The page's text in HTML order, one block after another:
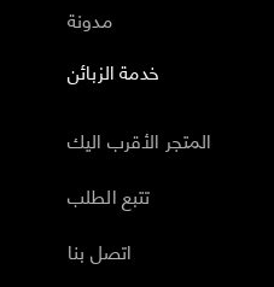
مدونة
خدمة الزبائن
المتجر الأقرب اليك
تتبع الطلب
اتصل بنا